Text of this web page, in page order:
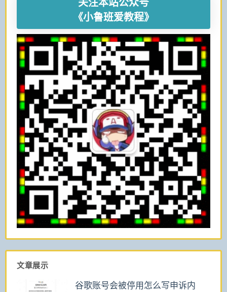
关注本站公众号
《小鲁班爱教程》
文章展示
谷歌账号会被停用怎么写申诉内